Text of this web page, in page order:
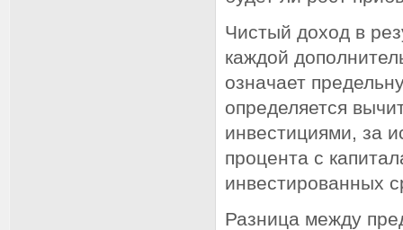
Чистый доход в
каждой
означает
определяется
инвестициями, за
процента с
инвестированных
Разница между